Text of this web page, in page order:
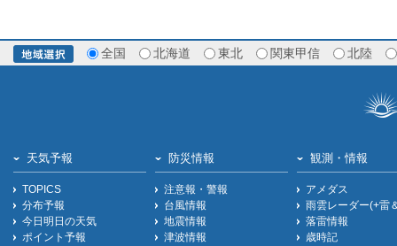
全国 北海道 東北 関東甲信 北陸
天気予報
TOPICS
分布予報
今日明日の天気
ポイント予報
防災情報
注意報・警報
台風情報
地震情報
津波情報
観測・情報
アメダス
雨雲レーダー(+雷
落雷情報
歳時記